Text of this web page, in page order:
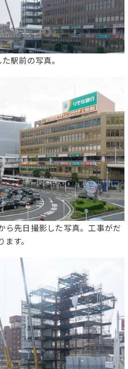
駅前の写真。
ら先日撮影した写真。工事がだ
す。